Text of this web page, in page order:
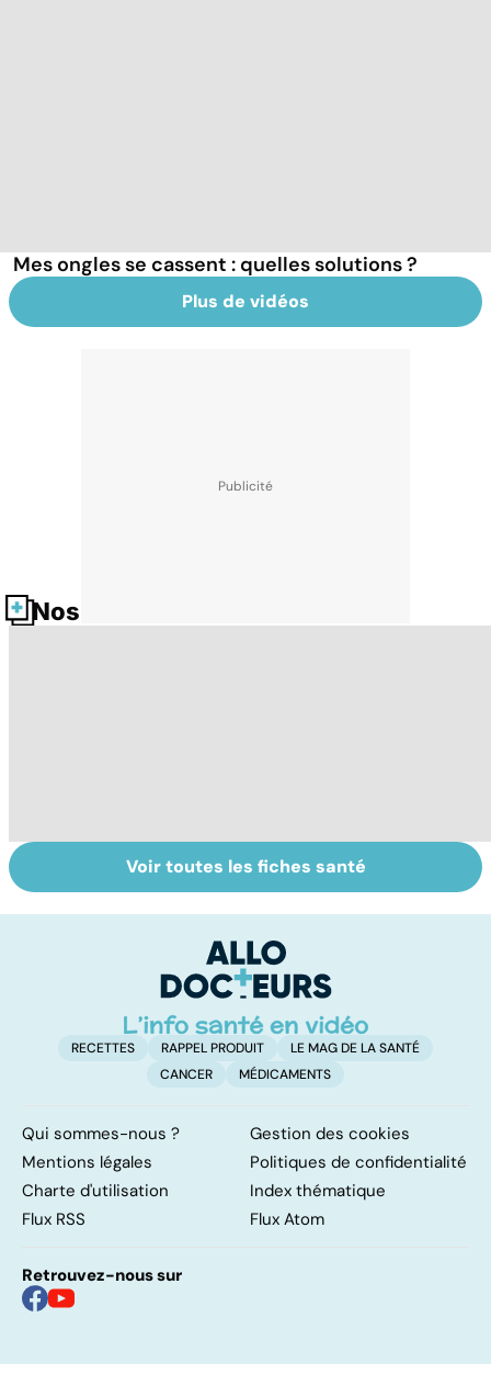
Mes ongles se cassent : quelles solutions ?
Plus de vidéos
Nos fiches santé
Post-partum : un
bouleversement
Bien vivre la
ménopause
Voir toutes les fiches santé
RECETTES RAPPEL PRODUIT
LE MAG DE LA SANTÉ
CANCER
MÉDICAMENTS
Qui sommes-nous ?
Gestion des cookies
Mentions légales
Politiques de confidentialité
Charte d'utilisation
Index thématique
Flux RSS
Flux Atom
Retrouvez-nous sur